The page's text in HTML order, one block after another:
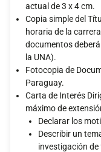
actual de 3 x 4 cm.
Copia simple del
horaria de la
documentos
la UNA).
Fotocopia de
Paraguay.
Carta de Interés
máximo de
Declarar los
Describir un
investigación de